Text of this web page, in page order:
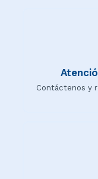
Contáctenos y